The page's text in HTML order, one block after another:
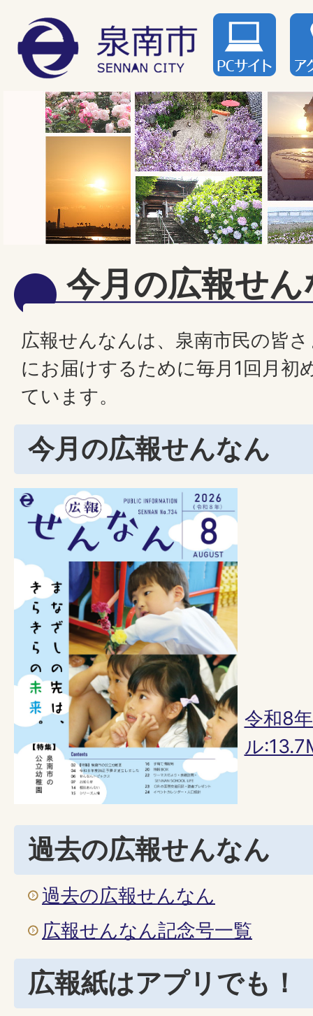
今月の広報せん
広報せんなんは、泉南市民の皆
にお届けするために毎月1回月初
ています。
今月の広報せんなん
令和8
ル
過去の広報せんなん
過去の広報せんなん
広報せんなん記念号一覧
広報紙はアプリでも！